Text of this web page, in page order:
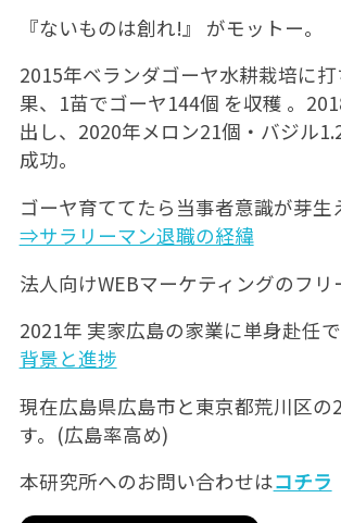
『ないものは創れ!』 がモットー。
2015年ベランダゴーヤ水耕栽培に
果、1苗でゴーヤ144個 を収穫 。
出し、2020年メロン21個・バジル
成功。
ゴーヤ育ててたら当事者意識が芽生
⇒サラリーマン退職の経緯
法人向けWEBマーケティングのフリ
2021年 実家広島の家業に単身赴任
背景と進捗
現在広島県広島市と東京都荒川区の
す。(広島率高め)
本研究所へのお問い合わせはコチラ